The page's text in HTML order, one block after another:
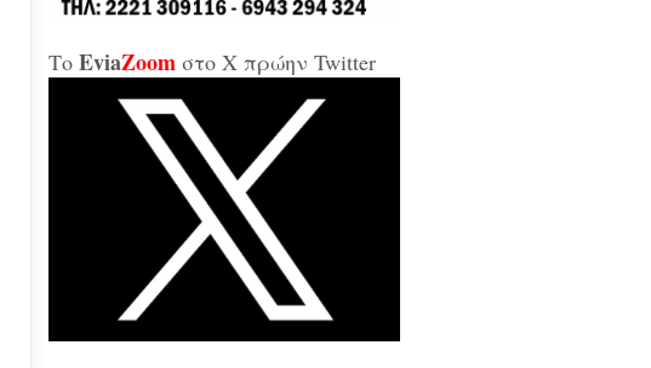
απαξιωτική προς τους εργαζόμενους...»
Μύδροι της αντιπολίτευσης για τις νέες
Τζαβέλλας αθώωσε και τον εαυτό του,
καταπάτησε βάναυσα το ήδη
κακοποιημένο κράτος δικαίου με μία
πραξικοματική διάταξη, θα κληθούν
για να λογοδοτήσουν και πρωτίστως ο
διευθύνων και αυτού του εγκλήματος
κ.Μητσοτάκης...»
Χαλκίδα: Δείτε ζωντανά την κίνηση
στη Παλαιά Γέφυρα (LIVE ΕΙΚΟΝΑ)
Το EviaZoom στο X πρώην Twitter